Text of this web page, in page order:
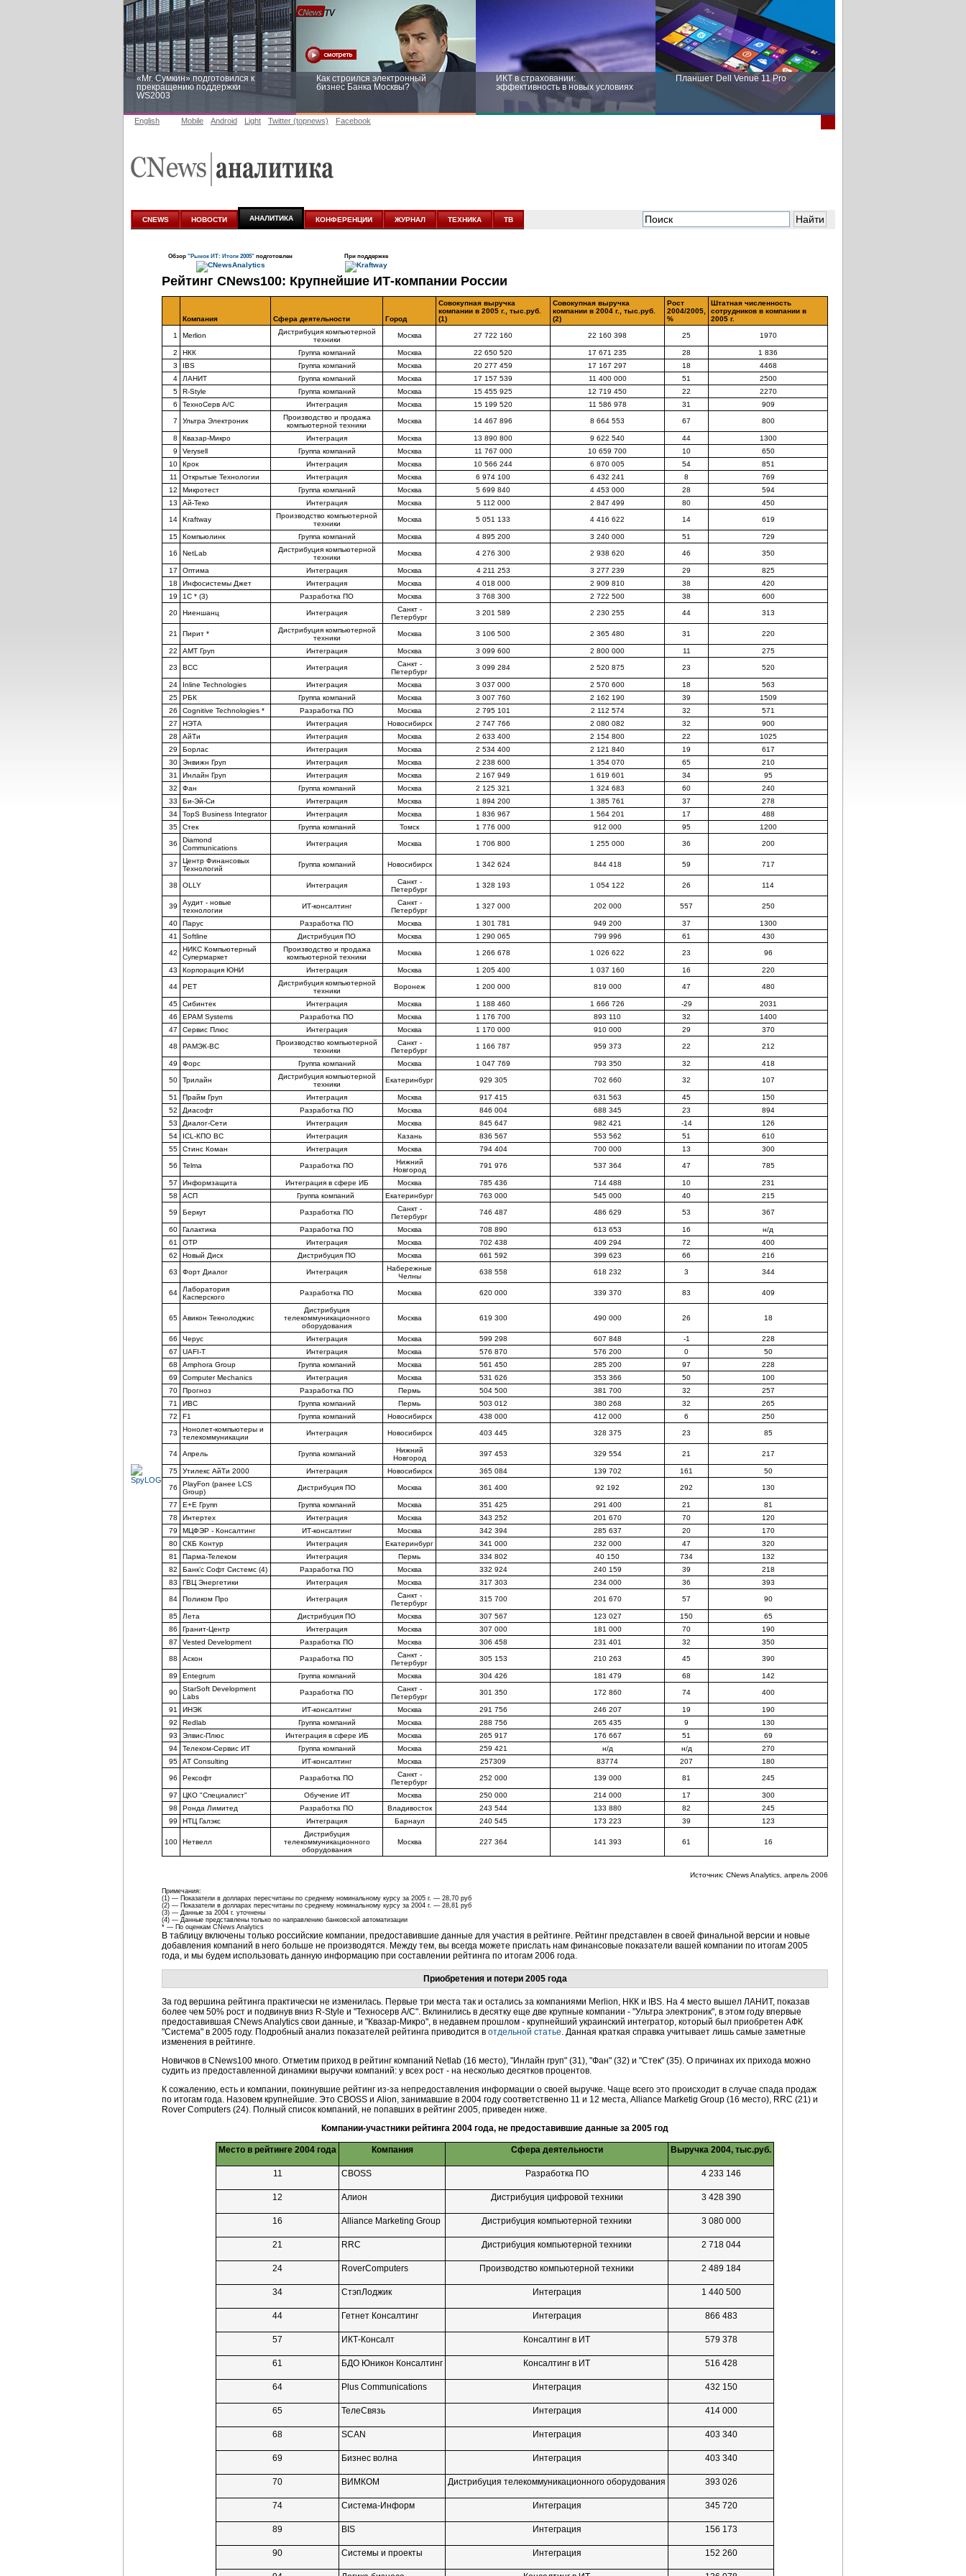
«Mr. Сумкин» подготовился к
прекращению поддержки
WS2003
Как строился электронный
бизнес Банка Москвы?
ИКТ в страховании:
эффективность в новых условиях
Планшет Dell Venue 11 Pro
аналитике
новых условиях
English Mobile Android Light Twitter (topnews) Facebook
CNEWS НОВОСТИ АНАЛИТИКА КОНФЕРЕНЦИИ ЖУРНАЛ ТЕХНИКА ТВ
Обзор "Рынок ИТ: Итоги 2005" подготовлен При поддержке
Рейтинг CNews100: Крупнейшие ИТ-компании России
Компания Сфера деятельности Город
Совокупная выручка
компании в 2005 г., тыс.руб.
(1)
Совокупная выручка
компании в 2004 г., тыс.руб.
(2)
Рост
2004/2005,
%
Штатная численность
сотрудников в компании в
2005 г.
1 Merlion
Дистрибуция компьютерной
техники
Москва 27 722 160 22 160 398 25 1970
2 НКК Группа компаний Москва 22 650 520 17 671 235 28
1 836
3
IBS Группа компаний Москва 20 277 459 17 167 297 18
4468
4
ЛАНИТ Группа компаний Москва 17 157 539 11 400 000 51
2500
5
R-Style Группа компаний Москва 15 455 925 12 719 450 22
2270
6
ТехноСерв А/С Интеграция Москва 15 199 520 11 586 978 31 909
7 Ультра Электроник
Производство и продажа
компьютерной техники
Москва 14 467 896 8 664 553 67 800
8 Квазар-Микро Интеграция Москва 13 890 800 9 622 540 44
1300
9
Verysell Группа компаний Москва 11 767 000 10 659 700 10
650
10
Крок Интеграция Москва 10 566 244 6 870 005 54
851
11
Открытые Технологии Интеграция Москва 6 974 100 6 432 241 8
769
12
Микротест Группа компаний Москва 5 699 840 4 453 000 28
594
13
Ай-Теко Интеграция Москва 5 112 000 2 847 499 80 450
14 Kraftway
Производство компьютерной
техники
Москва 5 051 133 4 416 622 14 619
15 Компьюлинк Группа компаний Москва 4 895 200 3 240 000 51 729
16 NetLab
Дистрибуция компьютерной
техники
Москва 4 276 300 2 938 620 46 350
17 Оптима Интеграция Москва 4 211 253 3 277 239 29
825
18
Инфосистемы Джет Интеграция Москва 4 018 000 2 909 810 38
420
19
1С * (3) Разработка ПО Москва 3 768 300 2 722 500 38 600
20 Ниеншанц Интеграция
Санкт -
Петербург
3 201 589 2 230 255 44 313
21 Пирит *
Дистрибуция компьютерной
техники
Москва 3 106 500 2 365 480 31 220
22 АМТ Груп Интеграция Москва 3 099 600 2 800 000 11 275
23 BCC Интеграция
Санкт -
Петербург
3 099 284 2 520 875 23 520
24 Inline Technologies Интеграция Москва 3 037 000 2 570 600 18
563
25
РБК Группа компаний Москва 3 007 760 2 162 190 39
1509
26
Cognitive Technologies * Разработка ПО Москва 2 795 101 2 112 574 32
571
27
НЭТА Интеграция Новосибирск 2 747 766 2 080 082 32
900
28
АйТи Интеграция Москва 2 633 400 2 154 800 22
1025
29
Борлас Интеграция Москва 2 534 400 2 121 840 19
617
30
Энвижн Груп Интеграция Москва 2 238 600 1 354 070 65
210
31
Инлайн Груп Интеграция Москва 2 167 949 1 619 601 34
95
32
Фан Группа компаний Москва 2 125 321 1 324 683 60
240
33
Би-Эй-Си Интеграция Москва 1 894 200 1 385 761 37
278
34
TopS Business Integrator Интеграция Москва 1 836 967 1 564 201 17
488
35
Стек Группа компаний Томск 1 776 000 912 000 95 1200
36
Diamond
Communications
Интеграция Москва 1 706 800 1 255 000 36 200
37
Центр Финансовых
Технологий
Группа компаний Новосибирск 1 342 624 844 418 59 717
38 OLLY Интеграция
Санкт -
Петербург
1 328 193 1 054 122 26 114
39
Аудит - новые
технологии
ИТ-консалтинг
Санкт -
Петербург
1 327 000 202 000 557 250
40 Парус Разработка ПО Москва 1 301 781 949 200 37
1300
41
Softline Дистрибуция ПО Москва 1 290 065 799 996 61 430
42
НИКС Компьютерный
Супермаркет
Производство и продажа
компьютерной техники
Москва 1 266 678 1 026 622 23 96
43 Корпорация ЮНИ Интеграция Москва 1 205 400 1 037 160 16 220
44 РЕТ
Дистрибуция компьютерной
техники
Воронеж 1 200 000 819 000 47 480
45 Сибинтек Интеграция Москва 1 188 460 1 666 726 -29
2031
46
EPAM Systems Разработка ПО Москва 1 176 700 893 110 32
1400
47
Сервис Плюс Интеграция Москва 1 170 000 910 000 29 370
48 РАМЭК-ВС
Производство компьютерной
техники
Санкт -
Петербург
1 166 787 959 373 22 212
49 Форс Группа компаний Москва 1 047 769 793 350 32 418
50 Трилайн
Дистрибуция компьютерной
техники
Екатеринбург 929 305 702 660 32 107
51 Прайм Груп Интеграция Москва 917 415 631 563 45
150
52
Диасофт Разработка ПО Москва 846 004 688 345 23
894
53
Диалог-Сети Интеграция Москва 845 647 982 421 -14
126
54
ICL-КПО ВС Интеграция Казань 836 567 553 562 51
610
55
Стинс Коман Интеграция Москва 794 404 700 000 13 300
56 Telma Разработка ПО
Нижний
Новгород
791 976 537 364 47 785
57 Информзащита Интеграция в сфере ИБ Москва 785 436 714 488 10
231
58
АСП Группа компаний Екатеринбург 763 000 545 000 40 215
59 Беркут Разработка ПО
Санкт -
Петербург
746 487 486 629 53 367
60 Галактика Разработка ПО Москва 708 890 613 653 16
н/д
61
ОТР Интеграция Москва 702 438 409 294 72
400
62
Новый Диск Дистрибуция ПО Москва 661 592 399 623 66 216
63 Форт Диалог Интеграция
Набережные
Челны
638 558 618 232 3 344
64
Лаборатория
Касперского
Разработка ПО Москва 620 000 339 370 83 409
65 Авикон Текнолоджис
Дистрибуция
телекоммуникационного
оборудования
Москва 619 300 490 000 26 18
66 Черус Интеграция Москва 599 298 607 848 -1
228
67
UAFI-T Интеграция Москва 576 870 576 200 0
50
68
Amphora Group Группа компаний Москва 561 450 285 200 97
228
69
Computer Mechanics Интеграция Москва 531 626 353 366 50
100
70
Прогноз Разработка ПО Пермь 504 500 381 700 32
257
71
ИВС Группа компаний Пермь 503 012 380 268 32
265
72
F1 Группа компаний Новосибирск 438 000 412 000 6 250
73
Нонолет-компьютеры и
телекоммуникации
Интеграция Новосибирск 403 445 328 375 23 85
74 Апрель Группа компаний
Нижний
Новгород
397 453 329 554 21 217
75 Утилекс АйТи 2000 Интеграция Новосибирск 365 084 139 702 161 50
76
PlayFon (ранее LCS
Group)
Дистрибуция ПО Москва 361 400 92 192 292 130
77 Е+Е Групп Группа компаний Москва 351 425 291 400 21
81
78
Интертех Интеграция Москва 343 252 201 670 70
120
79
МЦФЭР - Консалтинг ИТ-консалтинг Москва 342 394 285 637 20
170
80
СКБ Контур Интеграция Екатеринбург 341 000 232 000 47
320
81
Парма-Телеком Интеграция Пермь 334 802 40 150 734
132
82
Банк’с Софт Системс (4) Разработка ПО Москва 332 924 240 159 39
218
83
ГВЦ Энергетики Интеграция Москва 317 303 234 000 36 393
84 Поликом Про Интеграция
Санкт -
Петербург
315 700 201 670 57 90
85 Лета Дистрибуция ПО Москва 307 567 123 027 150
65
86
Гранит-Центр Интеграция Москва 307 000 181 000 70
190
87
Vested Development Разработка ПО Москва 306 458 231 401 32 350
88 Аскон Разработка ПО
Санкт -
Петербург
305 153 210 263 45 390
89 Entegrum Группа компаний Москва 304 426 181 479 68 142
90
StarSoft Development
Labs
Разработка ПО
Санкт -
Петербург
301 350 172 860 74 400
91 ИНЭК ИТ-консалтинг Москва 291 756 246 207 19
190
92
Redlab Группа компаний Москва 288 756 265 435 9
130
93
Элвис-Плюс Интеграция в сфере ИБ Москва 265 917 176 667 51
69
94
Телеком-Сервис ИТ Группа компаний Москва 259 421 н/д н/д
270
95
AT Consulting ИТ-консалтинг Москва 257309 83774 207 180
96 Рексофт Разработка ПО
Санкт -
Петербург
252 000 139 000 81 245
97 ЦКО "Специалист" Обучение ИТ Москва 250 000 214 000 17
300
98
Ронда Лимитед Разработка ПО Владивосток 243 544 133 880 82
245
99
НТЦ Галэкс Интеграция Барнаул 240 545 173 223 39 123
100 Нетвелл
Дистрибуция
телекоммуникационного
оборудования
Москва 227 364 141 393 61 16
Источник: CNews Analytics, апрель 2006
Примечания:
(1) — Показатели в долларах пересчитаны по среднему номинальному курсу за 2005 г. — 28,70 руб
(2) — Показатели в долларах пересчитаны по среднему номинальному курсу за 2004 г. — 28,81 руб
(3) — Данные за 2004 г. уточнены
(4) — Данные представлены только по направлению банковской автоматизации
* — По оценкам CNews Analytics
В таблицу включены только российские компании, предоставившие данные для участия в рейтинге. Рейтинг представлен в своей финальной версии и новые
добавления компаний в него больше не производятся. Между тем, вы всегда можете прислать нам финансовые показатели вашей компании по итогам 2005
года, и мы будем использовать данную информацию при составлении рейтинга по итогам 2006 года.
Приобретения и потери 2005 года
За год вершина рейтинга практически не изменилась. Первые три места так и остались за компаниями Merlion, НКК и IBS. На 4 место вышел ЛАНИТ, показав
более чем 50% рост и подвинув вниз R-Style и "Техносерв А/С". Вклинились в десятку еще две крупные компании - "Ультра электроник", в этом году впервые
предоставившая CNews Analytics свои данные, и "Квазар-Микро", в недавнем прошлом - крупнейший украинский интегратор, который был приобретен АФК
"Система" в 2005 году. Подробный анализ показателей рейтинга приводится в отдельной статье. Данная краткая справка учитывает лишь самые заметные
изменения в рейтинге.
Новичков в CNews100 много. Отметим приход в рейтинг компаний Netlab (16 место), "Инлайн груп" (31), "Фан" (32) и "Стек" (35). О причинах их прихода можно
судить из предоставленной динамики выручки компаний: у всех рост - на несколько десятков процентов.
К сожалению, есть и компании, покинувшие рейтинг из-за непредоставления информации о своей выручке. Чаще всего это происходит в случае спада продаж
по итогам года. Назовем крупнейшие. Это CBOSS и Alion, занимавшие в 2004 году соответственно 11 и 12 места, Alliance Marketig Group (16 место), RRC (21) и
Rover Computers (24). Полный список компаний, не попавших в рейтинг 2005, приведен ниже.
Компании-участники рейтинга 2004 года, не предоставившие данные за 2005 год
Место в рейтинге 2004 года Компания Сфера деятельности Выручка 2004, тыс.руб.
11 CBOSS Разработка ПО 4 233 146
12 Алион Дистрибуция цифровой техники 3 428 390
16 Alliance Marketing Group Дистрибуция компьютерной техники 3 080 000
21 RRC Дистрибуция компьютерной техники 2 718 044
24 RoverComputers Производство компьютерной техники 2 489 184
34 СтэпЛоджик Интеграция 1 440 500
44 Гетнет Консалтинг Интеграция 866 483
57 ИКТ-Консалт Консалтинг в ИТ 579 378
61 БДО Юникон Консалтинг Консалтинг в ИТ 516 428
64 Plus Communications Интеграция 432 150
65 ТелеСвязь Интеграция 414 000
68 SCAN Интеграция 403 340
69 Бизнес волна Интеграция 403 340
70 ВИМКОМ Дистрибуция телекоммуникационного оборудования 393 026
74 Система-Информ Интеграция 345 720
89 BIS Интеграция 156 173
90 Системы и проекты Интеграция 152 260